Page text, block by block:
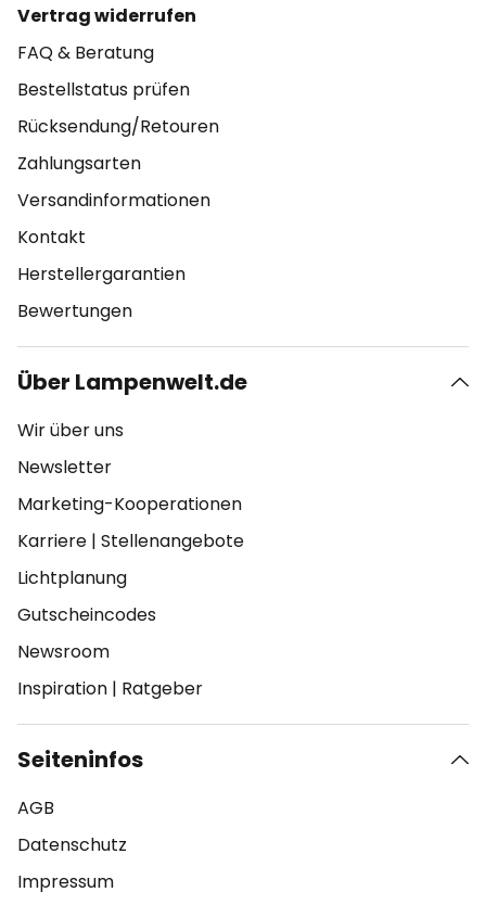
Vertrag widerrufen
FAQ & Beratung
Bestellstatus prüfen
Rücksendung/Retouren
Zahlungsarten
Versandinformationen
Kontakt
Herstellergarantien
Bewertungen
Über Lampenwelt.de
Wir über uns
Newsletter
Marketing-Kooperationen
Karriere | Stellenangebote
Lichtplanung
Gutscheincodes
Newsroom
Inspiration | Ratgeber
Seiteninfos
AGB
Datenschutz
Impressum